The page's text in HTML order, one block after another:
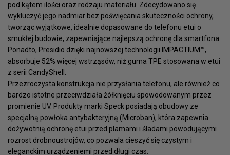
pod kątem ilości oraz rodzaju materiału. Zdecydowano się
wykluczyć jego nadmiar bez poświęcania skuteczności ochrony,
tworząc wyjątkowe, idealnie dopasowane do telefonu etui o
smukłej budowie, zapewniające najlepszą ochronę dla smartfona.
Ponadto, Presidio dzięki najnowszej technologii IMPACTIUM™,
absorbuje 52% więcej wstrząsów, niż guma TPE stosowana w etui
z serii CandyShell.
Przezroczysta konstrukcja nie przysłania telefonu, ale również co
bardzo istotne przeciwdziała żółknięciu spowodowanym przez
promienie UV. Produkty marki Speck posiadają obudowy ze
specjalną powłoka antybakteryjną (Microban), która zapewnia
dożywotnią ochronę etui przed plamami i śladami powodującymi
rozrost drobnoustrojów, co pozwala cieszyć się czystym i
eleganckim urządzeniemi przed długi czas.